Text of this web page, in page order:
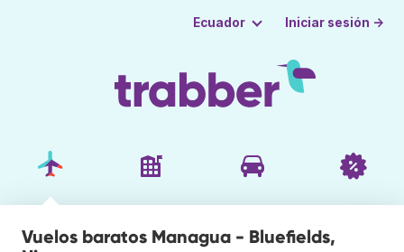
Ecuador Iniciar sesión →
Vuelos baratos Managua - Bluefields,